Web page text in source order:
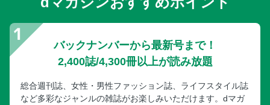
バックナンバーから最新号まで！
2,400誌/4,300冊以上が読み放題
総合週刊誌、女性・男性ファッション誌、ライフスタイル誌
など多彩なジャンルの雑誌がお楽しみいただけます。dマガ